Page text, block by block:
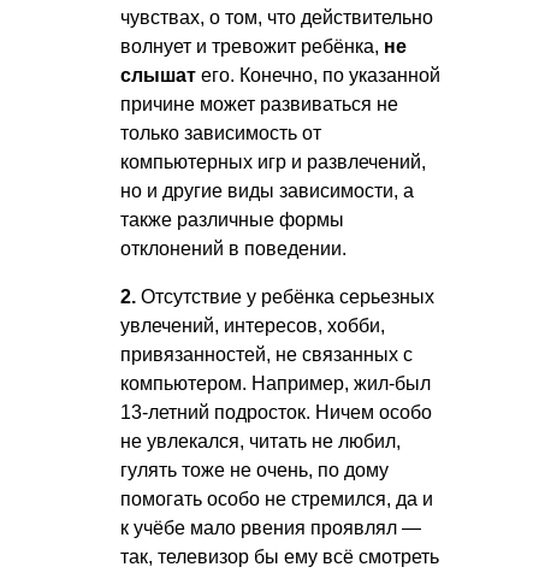
чувствах, о том, что действительно
волнует и тревожит ребёнка, не
слышат его. Конечно, по указанной
причине может развиваться не
только зависимость от
компьютерных игр и развлечений,
но и другие виды зависимости, а
также различные формы
отклонений в поведении.
2. Отсутствие у ребёнка серьезных
увлечений, интересов, хобби,
привязанностей, не связанных с
компьютером. Например, жил-был
13-летний подросток. Ничем особо
не увлекался, читать не любил,
гулять тоже не очень, по дому
помогать особо не стремился, да и
к учёбе мало рвения проявлял —
так, телевизор бы ему всё смотреть